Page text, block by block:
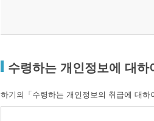
수령하는 개인정보에 대하
하기의「수령하는 개인정보의 취급에 대